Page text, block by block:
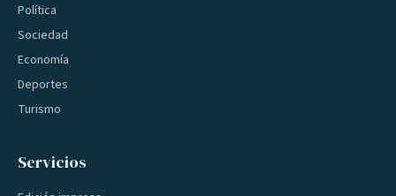
Política
Sociedad
Economía
Deportes
Turismo
Servicios